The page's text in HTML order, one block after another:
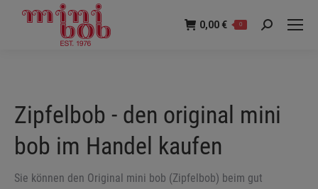
0,00 € 0 Suche:
Zipfelbob - den original mini
bob im Handel kaufen
Sie können den Original mini bob (Zipfelbob) beim gut